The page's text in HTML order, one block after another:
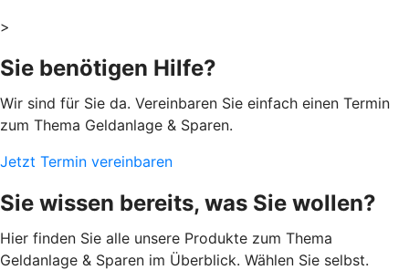
>
Sie benötigen Hilfe?
Wir sind für Sie da. Vereinbaren Sie einfach einen Termin
zum Thema Geldanlage & Sparen.
Jetzt Termin vereinbaren
Sie wissen bereits, was Sie wollen?
Hier finden Sie alle unsere Produkte zum Thema
Geldanlage & Sparen im Überblick. Wählen Sie selbst.